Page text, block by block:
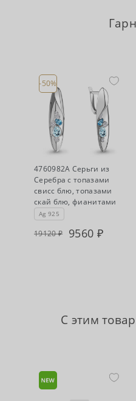
-50%
Есть в наличии
4760982А Серьги из
Серебра с топазами
свисс блю, топазами
скай блю, фианитами
Ag 925
19120 9560
С этим